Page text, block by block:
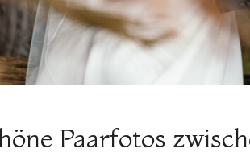
Paarfotos